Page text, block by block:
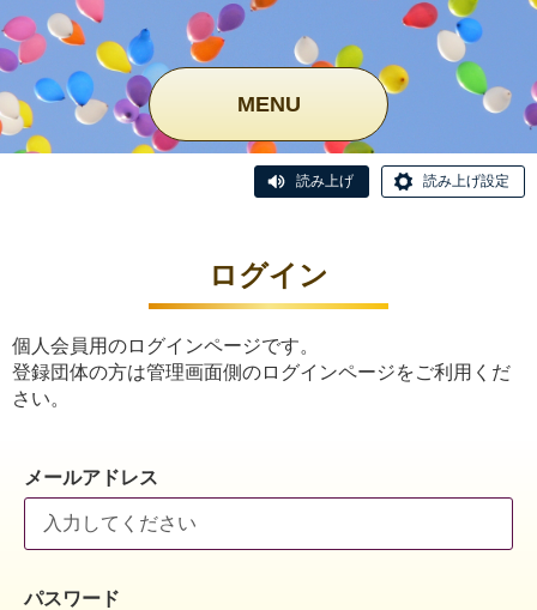
MENU
読み上げ 読み上げ設定
ログイン
個人会員用のログインページです。
登録団体の方は管理画面側のログインページをご利用くだ
さい。
メールアドレス
パスワード